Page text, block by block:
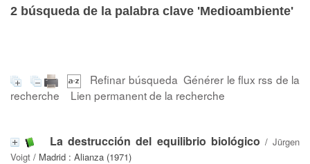
2 búsqueda de la palabra clave 'Medioambiente'
Refinar búsqueda Générer le flux rss de la
recherche
Lien permanent de la recherche
La destrucción del equilibrio biológico /Jürgen
Voigt / Madrid : Alianza (1971)